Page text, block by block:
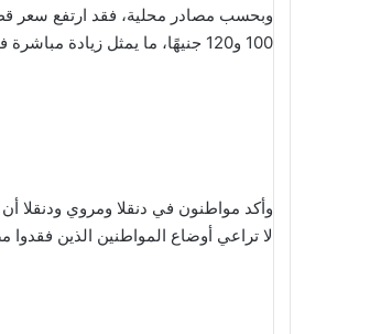
100 و120 جنيهًا، ما يمثل زيادة مباشرة في تكلفة الحصول على السلعة الأكثر استهلاكًا في الولاية.
وأكد مواطنون في دنقلا ومروي ودنقلا
لا تراعي أوضاع المواطنين الذين